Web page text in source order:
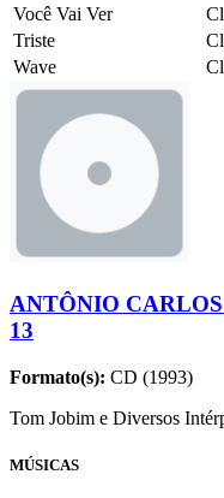
Você Vai Ver
Triste
Wave
ANTÔNIO
13
Formato(s): CD (1993)
Tom Jobim e Diversos
MÚSICAS